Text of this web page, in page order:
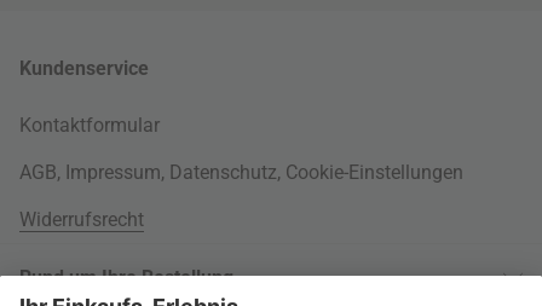
Kundenservice
Kontaktformular
AGB, Impressum, Datenschutz, Cookie-Einstellungen
Widerrufsrecht
Rund um Ihre Bestellung